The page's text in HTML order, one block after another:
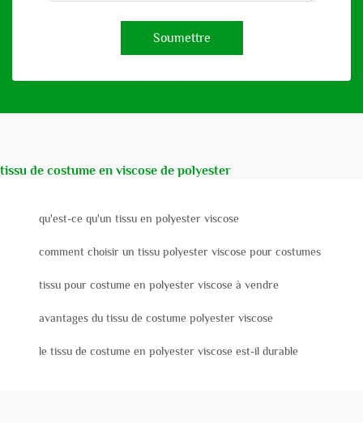
Soumettre
tissu de costume en viscose de polyester
qu'est-ce qu'un tissu en polyester viscose
comment choisir un tissu polyester viscose pour costumes
tissu pour costume en polyester viscose à vendre
avantages du tissu de costume polyester viscose
le tissu de costume en polyester viscose est-il durable